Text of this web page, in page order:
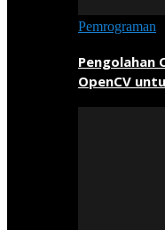
Pemrograman
Pengolahan
OpenCV